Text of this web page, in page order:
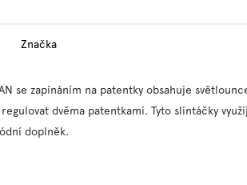
Značka
se zapínáním na patentky obsahuje
dvěma patentkami. Tyto slintáčky
doplněk.